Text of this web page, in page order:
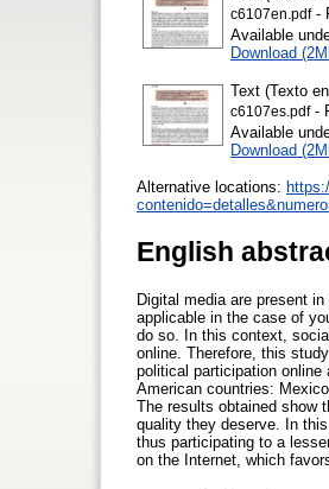
c6107en.pdf-
Available
Download
Text (Texto
c6107es.pdf-
Available
Download
Alternative locations:
English
Digital media are present
applicable in the case of
do so. In this context,
online. Therefore, this
political participation
American countries:
The results obtained show
quality they deserve. In
thus participating to a
on the Internet, which